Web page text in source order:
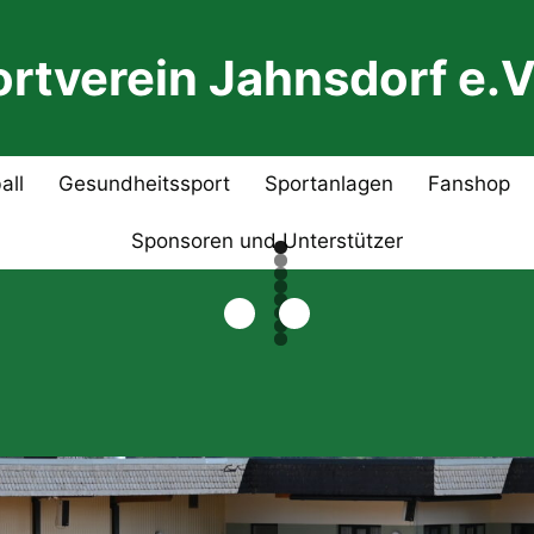
Jahnsdorf
Gesundheitssport Sportanlagen Fanshop
Sponsoren und Unterstützer